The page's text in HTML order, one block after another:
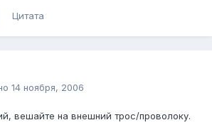
Цитата
14 ноября, 2006
вешайте на внешний трос/проволоку.